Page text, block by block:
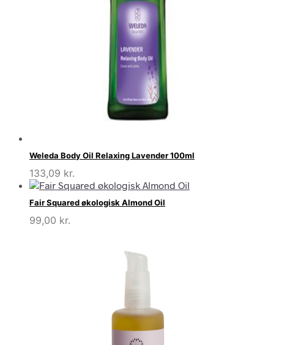
Weleda Body Oil Relaxing Lavender 100ml
133,09 kr.
Fair Squared økologisk Almond Oil
99,00 kr.